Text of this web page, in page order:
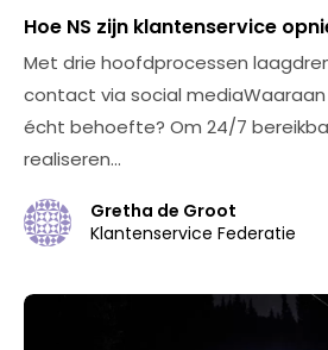
Hoe NS zijn klantenservice
Met drie hoofdprocessen
contact via social
écht behoefte? Om 24/7
realiseren…
Gretha de Groot
Klantenservice Federatie